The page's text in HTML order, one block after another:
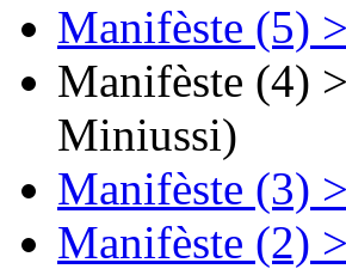
Manifèste (5)
Manifèste (4)
Miniussi)
Manifèste (3)
Manifèste (2)